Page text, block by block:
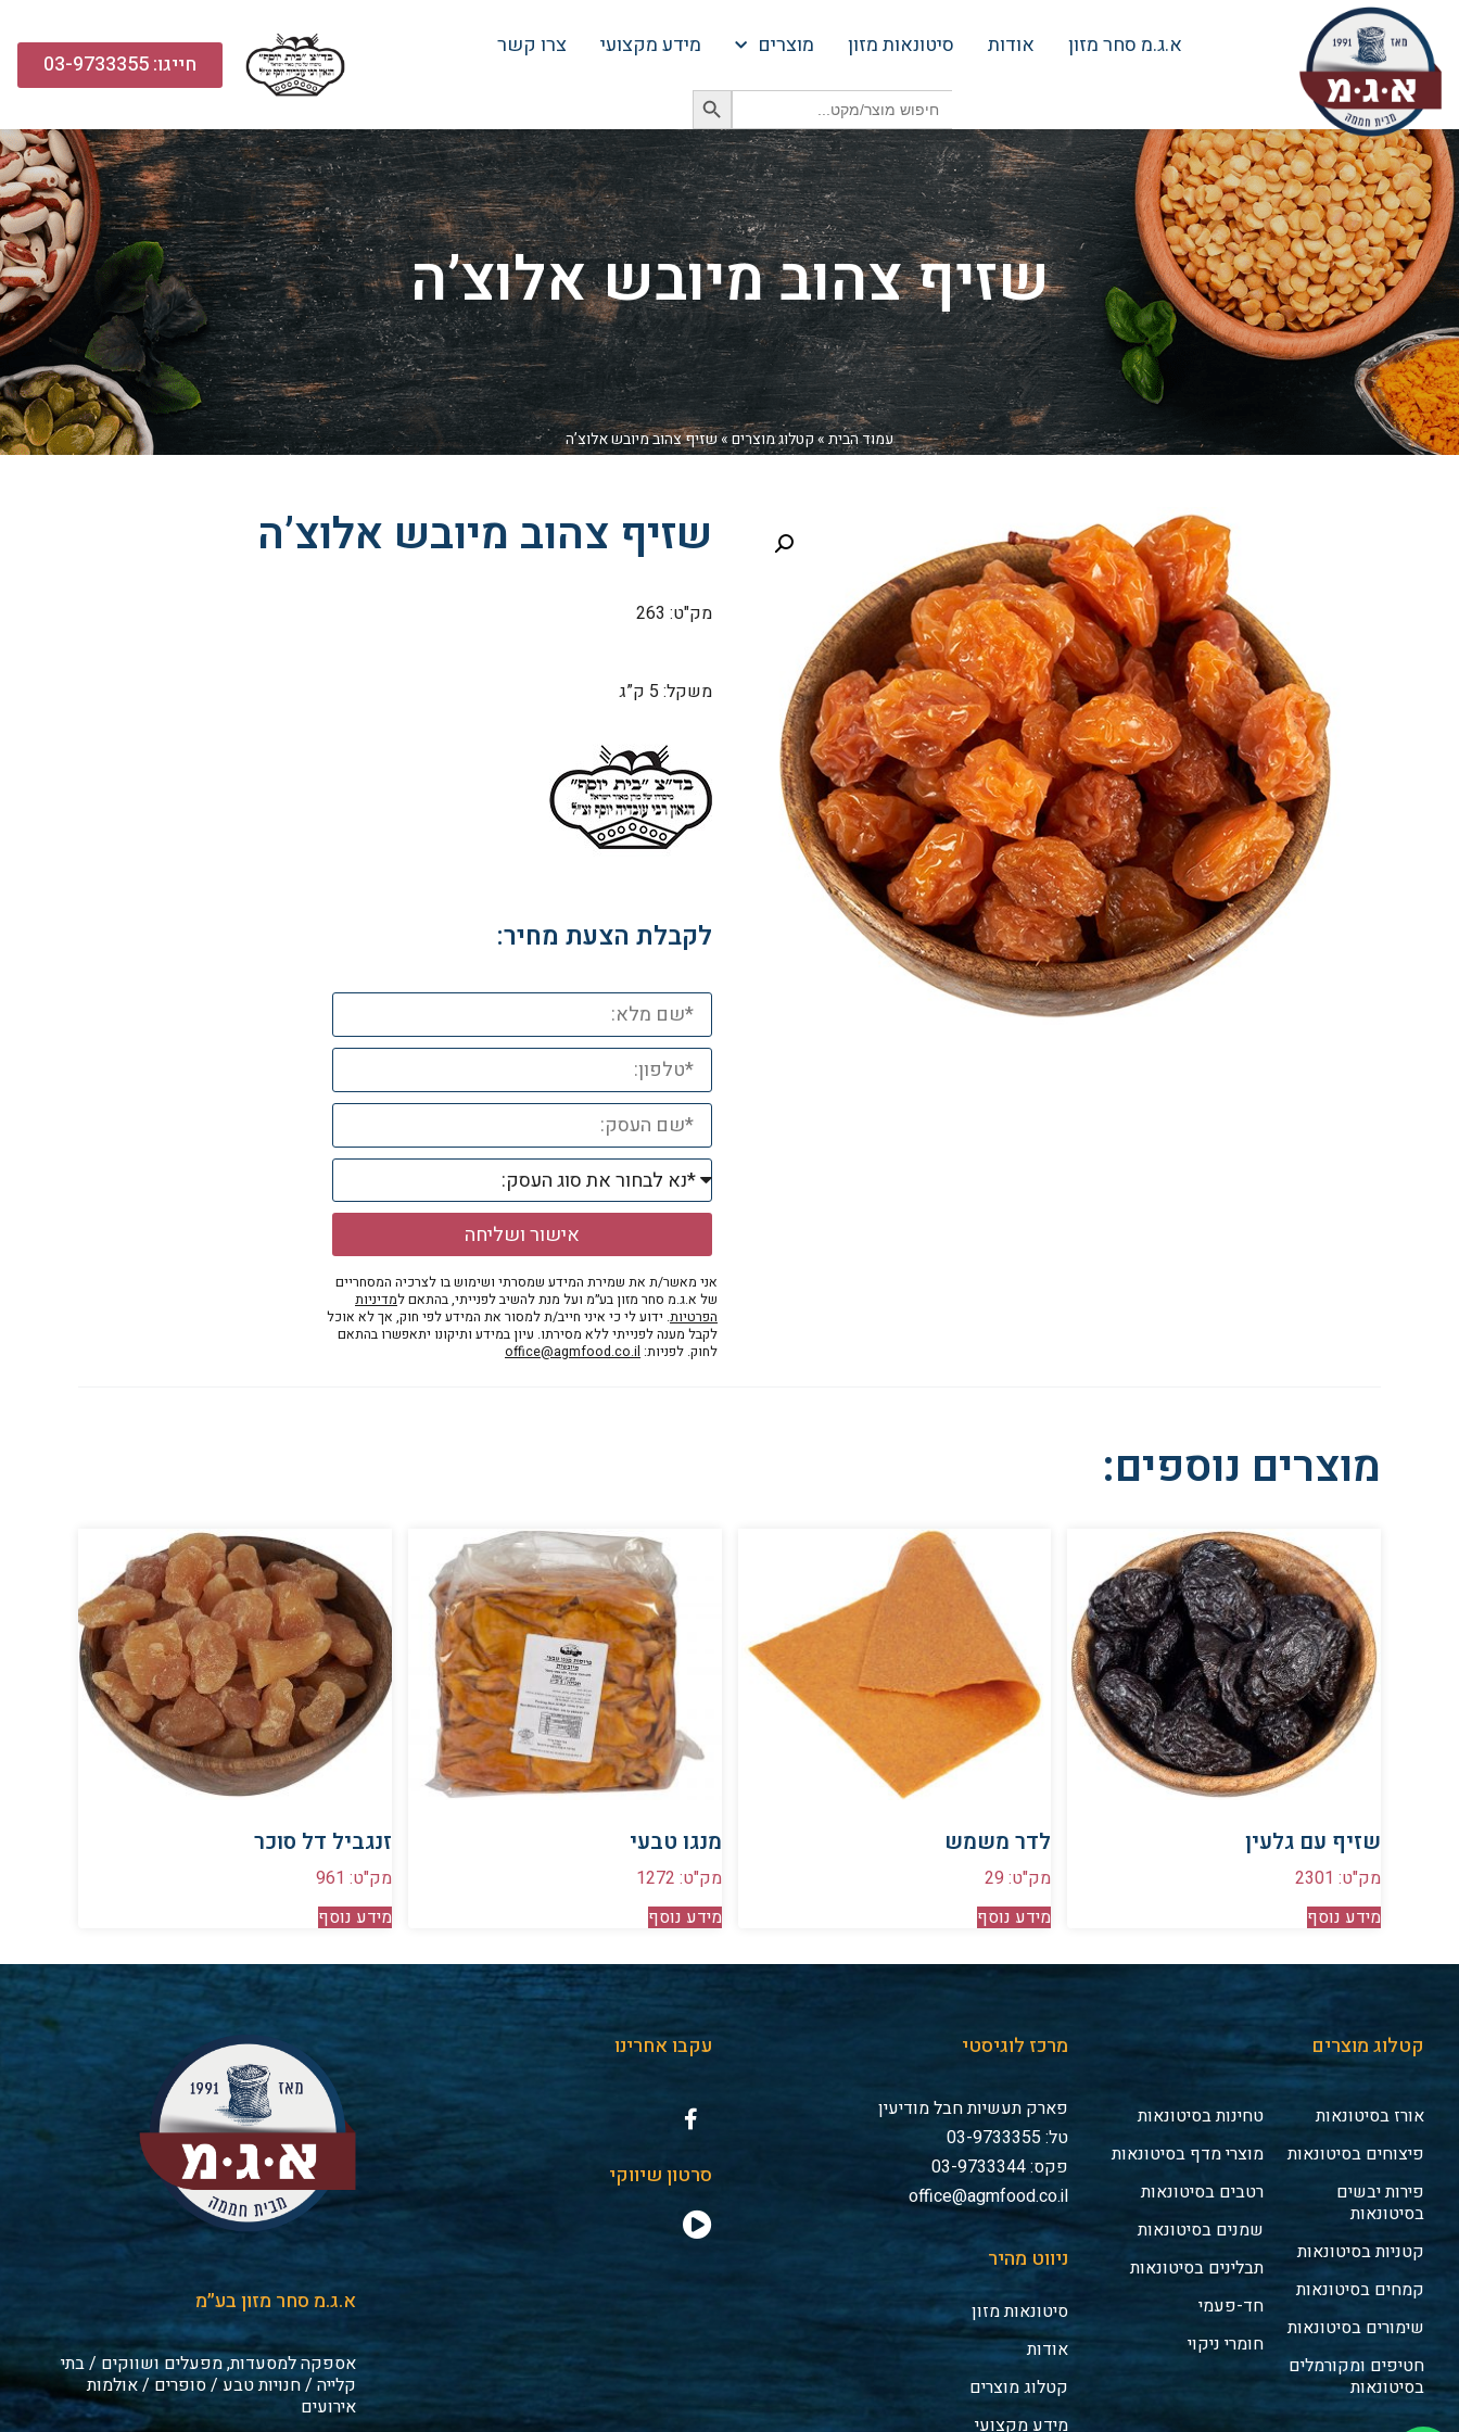
א.ג.מ סחר מזון אודות סיטונאות מזון מוצרים מידע מקצועי צרו קשר
Search
for:
Search Button
חייגו: 03-9733355
שזיף צהוב מיובש אלוצ’ה
עמוד הבית»קטלוג מוצרים»שזיף צהוב מיובש אלוצ’ה
שזיף צהוב מיובש אלוצ’ה
מק"ט: 263
משקל: 5 ק”ג
לקבלת הצעת מחיר:
אישור ושליחה
אני מאשר/ת את שמירת המידע שמסרתי ושימוש בו לצרכיה המסחריים
של א.ג.מ סחר מזון בע״מ ועל מנת להשיב לפנייתי, בהתאם למדיניות
הפרטיות. ידוע לי כי איני חייב/ת למסור את המידע לפי חוק, אך לא אוכל
לקבל מענה לפנייתי ללא מסירתו. עיון במידע ותיקונו יתאפשרו בהתאם
לחוק. לפניות: office@agmfood.co.il
מוצרים נוספים:
שזיף עם גלעין
מק"ט: 2301
מידע נוסף
לדר משמש
מק"ט: 29
מידע נוסף
מנגו טבעי
מק"ט: 1272
מידע נוסף
זנגביל דל סוכר
מק"ט: 961
מידע נוסף
קטלוג מוצרים
אורז בסיטונאות
פיצוחים בסיטונאות
פירות יבשים
בסיטונאות
קטניות בסיטונאות
קמחים בסיטונאות
שימורים בסיטונאות
חטיפים ומקורמלים
בסיטונאות
טחינות בסיטונאות
מוצרי מדף בסיטונאות
רטבים בסיטונאות
שמנים בסיטונאות
תבלינים בסיטונאות
חד-פעמי
חומרי ניקוי
מרכז לוגיסטי
פארק תעשיות חבל מודיעין
טל: 03-9733355
פקס: 03-9733344
office@agmfood.co.il
ניווט מהיר
סיטונאות מזון
אודות
קטלוג מוצרים
מידע מקצועי
עקבו אחרינו
סרטון שיווקי
א.ג.מ סחר מזון בע״מ
אספקה למסעדות, מפעלים ושווקים / בתי
קלייה / חנויות טבע / סופרים / אולמות
אירועים